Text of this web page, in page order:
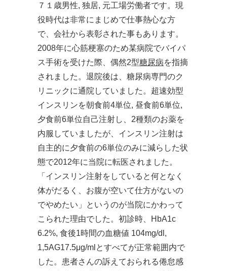
７１歳男性, 独居, 元工場労働者です。現
役時代は非常にまじめで仕事熱心な方
で、会社から表彰された事もあります。
2008年に心筋梗塞のため某病院でバイパ
ス手術を受けた際、偶然2型糖尿病を指摘
されました。退院後は、糖尿病専門のク
リニックに通院していました。超速効型
インスリンを朝食前4単位, 昼食前6単位,
夕食前6単位自己注射し、2種類のお薬を
内服していましたが、インスリン注射は
自主的に夕食前の6単位のみに減らした状
態で2012年に当院に転医されました。
「インスリン注射をしていると何となく
体がだるく、お腹が空いて仕方がないの
でやめたい」というのが当院にかわって
こられた理由でした。初診時、HbA1c
6.2%, 食後1時間の血糖値 104mg/dl,
1,5AG17.5μg/mlとすべてが正常範囲内で
した。患者さんの訴えておられる倦怠感